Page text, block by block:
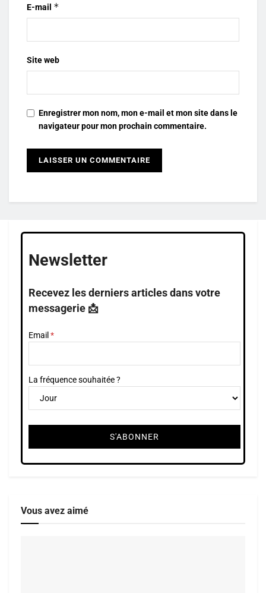
E-mail *
Site web
Enregistrer mon nom, mon e-mail et mon site dans le
navigateur pour mon prochain commentaire.
Newsletter
Recevez les derniers articles dans votre
messagerie 📩
Email
La fréquence souhaitée ?
Vous avez aimé